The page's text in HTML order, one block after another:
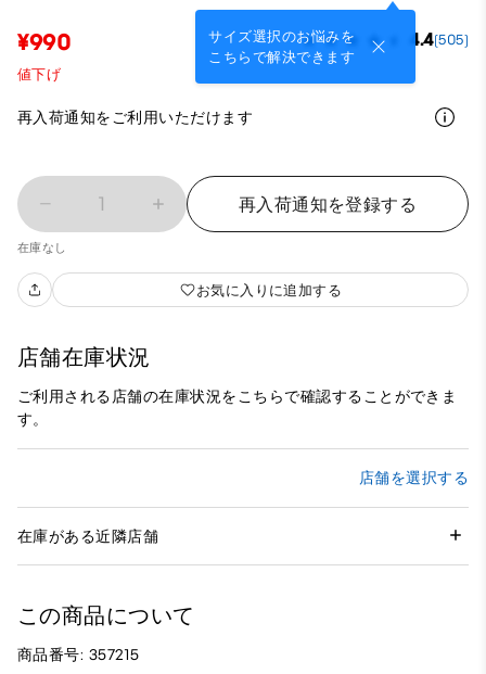
サイズ選択のお悩みを
こちらで解決できます
¥990 4.4(505)
値下げ
再入荷通知をご利用いただけます
1 再入荷通知を登録する
在庫なし
お気に入りに追加する
店舗在庫状況
ご利用される店舗の在庫状況をこちらで確認することができま
す。
店舗を選択する
在庫がある近隣店舗
この商品について
商品番号: 357215